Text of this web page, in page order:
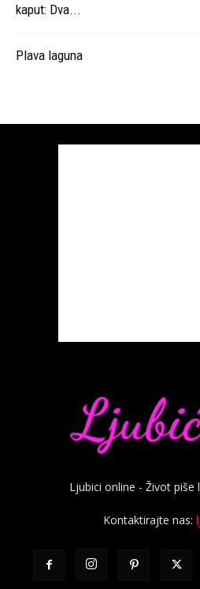
kaput: Dva...
Plava laguna
Ljubici online - Život piše
Kontaktirajte nas: